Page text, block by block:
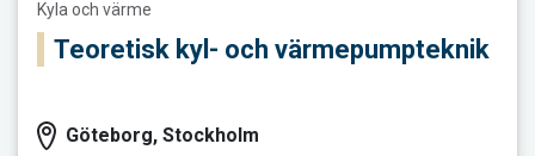
Kyla och värme
Teoretisk kyl- och värmepumpteknik
Göteborg, Stockholm